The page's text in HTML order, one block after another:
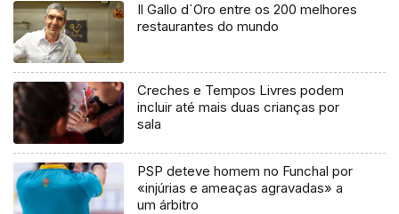
Il Gallo d`Oro entre os 200 melhores
restaurantes do mundo
Creches e Tempos Livres podem
incluir até mais duas crianças por
sala
PSP deteve homem no Funchal por
«injúrias e ameaças agravadas» a
um árbitro